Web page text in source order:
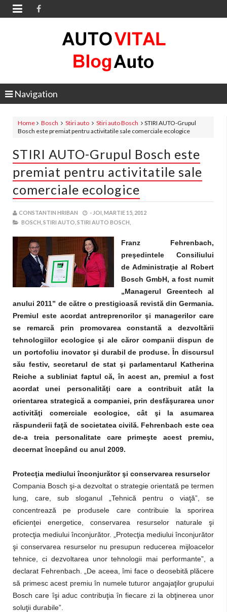

Navigation
Home Bosch Stiri auto Stiri auto Bosch
STIRI AUTO-Grupul
Bosch este premiat pentru activitatile sale comerciale ecologice
STIRI AUTO-Grupul Bosch este
premiat pentru activitatile sale
comerciale ecologice
CONSTANTIN HRIBAN - JOI, MARTIE 15, 2012
BOSCH, STIRI AUTO, STIRI AUTO BOSCH,
Franz Fehrenbach,
preşedintele Consiliului
de Administraţie al Robert
Bosch GmbH, a fost numit
„Managerul Greentech al
anului 2011” de către o prestigioasă revistă din Germania.
Premiul este acordat antreprenorilor şi managerilor care
se remarcă prin promovarea constantă a dezvoltării
tehnologiilor ecologice şi ale căror companii dispun de
un portofoliu inovator şi durabil de produse. În discursul
său festiv, secretarul de stat şi parlamentarul Katherina
Reiche a subliniat faptul că, în acest an, premiul a fost
acordat unei personalităţi care a contribuit atât la
orientarea strategică a companiei, prin desfăşurarea unor
activităţi comerciale ecologice, cât şi la asumarea
răspunderii faţă de societatea civilă. Fehrenbach este cea
de-a treia personalitate care primeşte acest premiu,
decernat începând cu anul 2009.
Protecţia mediului înconjurător şi conservarea resurselor
Compania Bosch şi-a dezvoltat o strategie orientată pe termen
lung, care, sub sloganul „Tehnică pentru o viaţă”, se
concentrează pe produsele care contribuie la sporirea
eficienţei energetice, conservarea resurselor naturale şi
protecţia mediului înconjurător. „Protecţia mediului înconjurător
şi conservarea resurselor nu presupun reducerea mijloacelor
tehnice, ci dezvoltarea unor tehnologii mai performante”, a
declarat Fehrenbach. „De aceea, îmi face o deosebită plăcere
să primesc acest premiu în numele tuturor angajaţilor grupului
Bosch care îşi aduc contribuţia în fiecare zi la obţinerea unor
soluţii durabile”.